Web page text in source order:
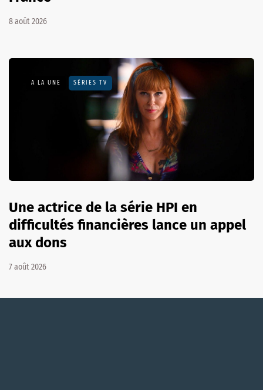
8 août 2026
A LA UNE SÉRIES TV
Une actrice de la série HPI en
difficultés financières lance un appel
aux dons
7 août 2026